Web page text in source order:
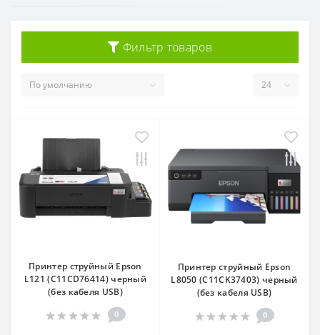
Фильтр товаров
Принтер струйный Epson
L121 (C11CD76414) черный
(без кабеля USB)
0
Принтер струйный Epson
L8050 (C11CK37403) черный
(без кабеля USB)
0